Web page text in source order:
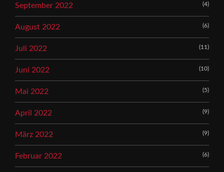
September 2022 (4)
August 2022 (6)
Juli 2022 (11)
Juni 2022 (10)
Mai 2022 (5)
April 2022 (9)
März 2022 (9)
Februar 2022 (6)